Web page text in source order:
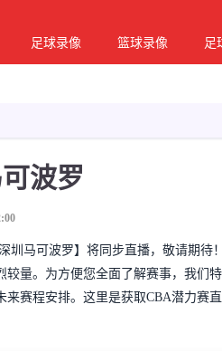
足球录像 篮球录像 足
波罗
圳马可波罗】将同步直播，敬请期待！
较量。为方便您全面了解赛事，我们特
赛程安排。这里是获取CBA潜力赛直